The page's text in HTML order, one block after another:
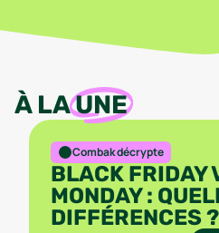
À LAUNE
Combak décrypte
BLACK FRIDAY
MONDAY :
DIFFÉRENCES ?